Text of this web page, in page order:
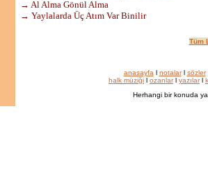
→ Al Alma Gönül Alma
→ Yaylalarda Üç Atım Var Binilir
Tüm
anasayfa l notalarl sözler
halk müziği l ozanlarl yazılarl
Herhangi bir konuda